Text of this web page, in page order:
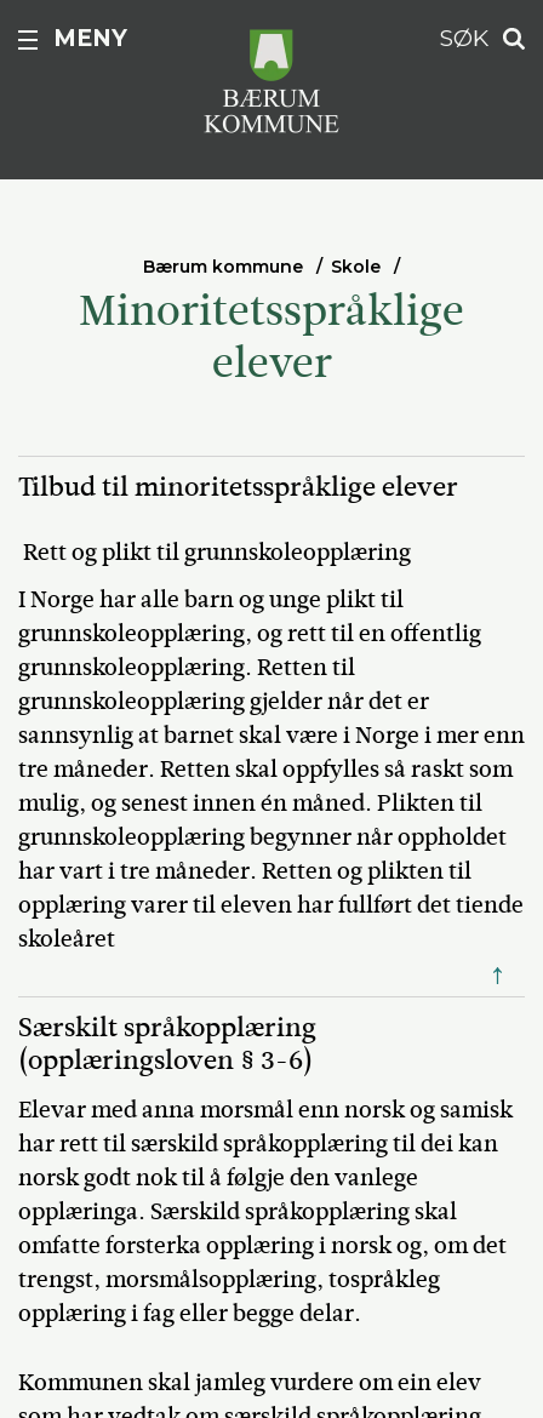
MENY SØK
Bærum kommune Skole
Minoritetsspråklige
elever
Tilbud til minoritetsspråklige elever
Rett og plikt til grunnskoleopplæring
I Norge har alle barn og unge plikt til
grunnskoleopplæring, og rett til en offentlig
grunnskoleopplæring. Retten til
grunnskoleopplæring gjelder når det er
sannsynlig at barnet skal være i Norge i mer enn
tre måneder. Retten skal oppfylles så raskt som
mulig, og senest innen én måned. Plikten til
grunnskoleopplæring begynner når oppholdet
har vart i tre måneder. Retten og plikten til
opplæring varer til eleven har fullført det tiende
skoleåret
↑
Særskilt språkopplæring
(opplæringsloven § 3-6)
Elevar med anna morsmål enn norsk og samisk
har rett til særskild språkopplæring til dei kan
norsk godt nok til å følgje den vanlege
opplæringa. Særskild språkopplæring skal
omfatte forsterka opplæring i norsk og, om det
trengst, morsmålsopplæring, tospråkleg
opplæring i fag eller begge delar.
Kommunen skal jamleg vurdere om ein elev